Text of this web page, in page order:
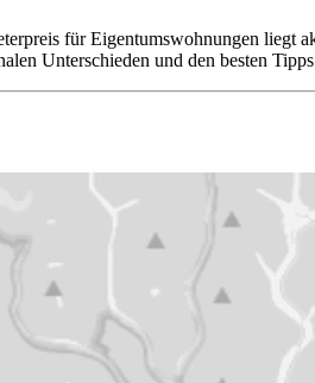
für Eigentumswohnungen liegt
Unterschieden und den besten